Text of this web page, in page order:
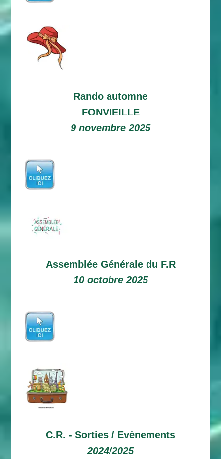
Rando automne
FONVIEILLE
9 novembre 2025
Assemblée Générale du F.R
10 octobre 2025
C.R. - Sorties / Evènements
2024/2025